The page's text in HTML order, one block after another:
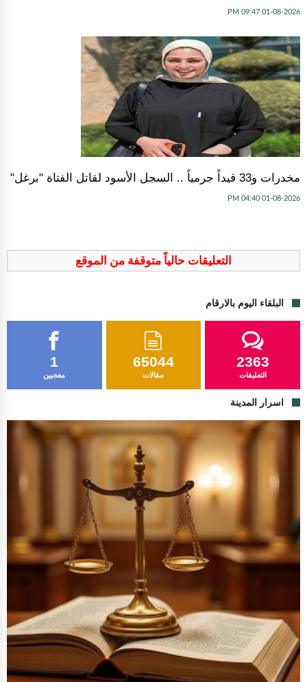
01-08-2026 09:47 PM
مخدرات و33 قيداً جرمياً .. السجل الأسود لقاتل الفتاة "برغل"
01-08-2026 04:40 PM
التعليقات حالياً متوقفة من الموقع
البلقاء اليوم بالارقام
1
معجبين
65044
مقالات
2363
التعليقات
اسرار المدينة